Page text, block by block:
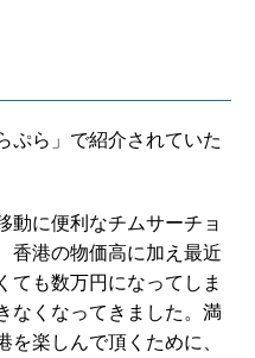
ぷら」で紹介されていた
動に便利なチムサーチョ
香港の物価高に加え最近
ても数万円になってしま
なくなってきました。満
楽しんで頂くために、